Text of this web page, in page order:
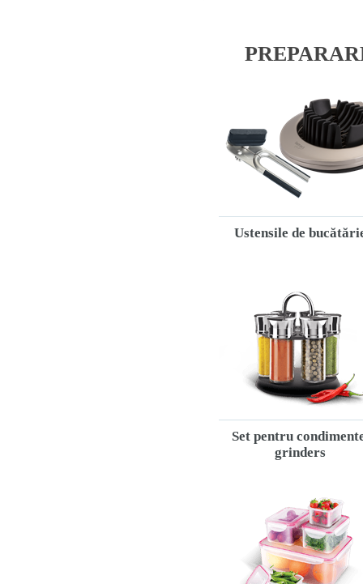
Ustensile de
Set pentru
grinders